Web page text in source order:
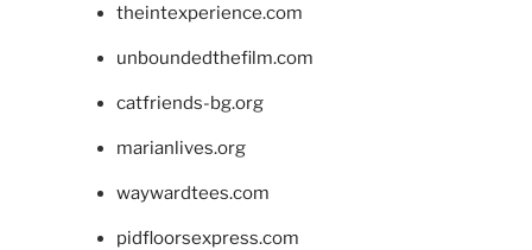
theintexperience.com
unboundedthefilm.com
catfriends-bg.org
marianlives.org
waywardtees.com
pidfloorsexpress.com